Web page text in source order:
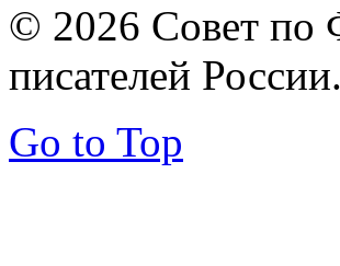
© 2026 Совет по
писателей
Go to Top